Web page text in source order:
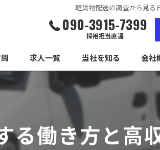
軽貨物配送の調査から見る
090-3915-7399
採用担当直通
求人一覧 当社を知る
未経験
会社
る働き方と高